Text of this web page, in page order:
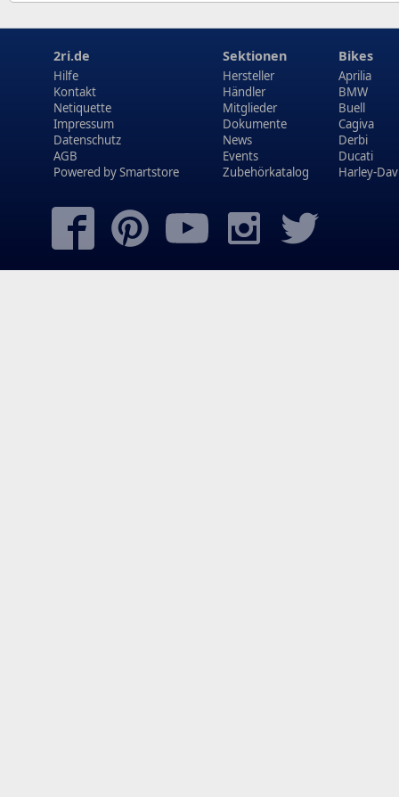
2ri.de
Hilfe
Kontakt
Netiquette
Impressum
Datenschutz
AGB
Powered bySmartstore
Sektionen
Hersteller
Händler
Mitglieder
Dokumente
News
Events
Zubehörkatalog
Bikes
Aprilia
BMW
Buell
Cagiva
Derbi
Ducati
Harley-